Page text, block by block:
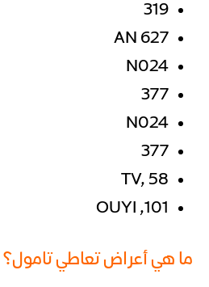
319
AN 627
N024
377
N024
377
TV, 58
101, OUYI
ما هي أعراض تعاطي تامول؟